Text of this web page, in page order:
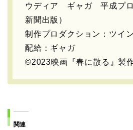
ウディア ギャガ 平成プ
新聞出版）
制作プロダクション：ツイ
配給：ギャガ
©2023映画『春に散る』製
関連